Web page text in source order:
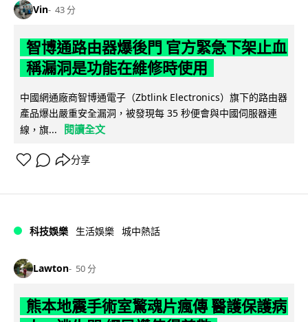
Vin 43 分
智博通路由器爆後門 官方緊急下架止血
稱漏洞是功能在維修時使用
中國網通廠商智博通電子（Zbtlink Electronics）旗下的路由器
產品爆出嚴重安全漏洞，被發現每 35 秒便會與中國伺服器連
線，旗...
閱讀全文
分享
科技娛樂 生活娛樂 城中熱話
Lawton 50 分
熊本地震手術室驚魂片瘋傳 醫護保護病